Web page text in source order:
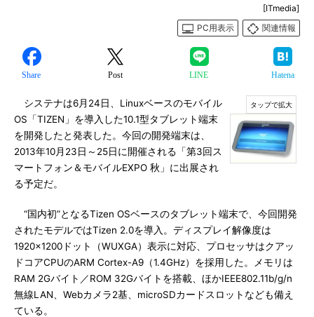
[ITmedia]
PC用表示
関連情報
Share Post LINE Hatena
システナは6月24日、Linuxベースのモバイル
OS「TIZEN」を導入した10.1型タブレット端末
を開発したと発表した。今回の開発端末は、
2013年10月23日～25日に開催される「第3回ス
マートフォン＆モバイルEXPO 秋」に出展され
る予定だ。
“国内初”となるTizen OSベースのタブレット端末で、今回開発
されたモデルではTizen 2.0を導入。ディスプレイ解像度は
1920×1200ドット（WUXGA）表示に対応、プロセッサはクアッ
ドコアCPUのARM Cortex-A9（1.4GHz）を採用した。メモリは
RAM 2Gバイト／ROM 32Gバイトを搭載、ほかIEEE802.11b/g/n
無線LAN、Webカメラ2基、microSDカードスロットなども備え
ている。